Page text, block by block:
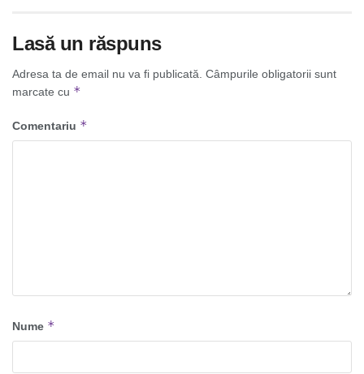
Lasă un răspuns
Adresa ta de email nu va fi publicată. Câmpurile obligatorii sunt
marcate cu *
Comentariu *
Nume *